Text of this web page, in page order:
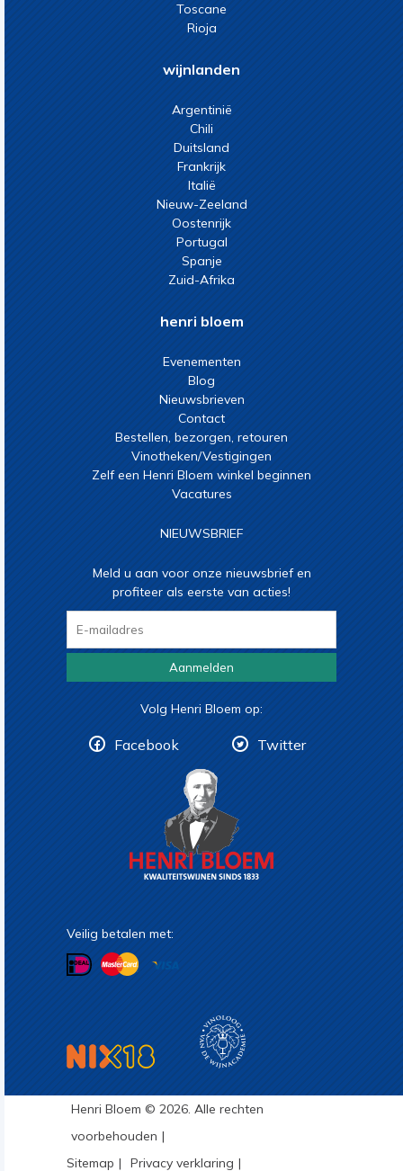
Toscane
Rioja
wijnlanden
Argentinië
Chili
Duitsland
Frankrijk
Italië
Nieuw-Zeeland
Oostenrijk
Portugal
Spanje
Zuid-Afrika
henri bloem
Evenementen
Blog
Nieuwsbrieven
Contact
Bestellen, bezorgen, retouren
Vinotheken/Vestigingen
Zelf een Henri Bloem winkel beginnen
Vacatures
NIEUWSBRIEF
Meld u aan voor onze nieuwsbrief en
profiteer als eerste van acties!
Aanmelden
Volg Henri Bloem op:
Facebook Twitter
Veilig betalen met:
Henri Bloem © 2026. Alle rechten
voorbehouden
Sitemap
Privacy verklaring